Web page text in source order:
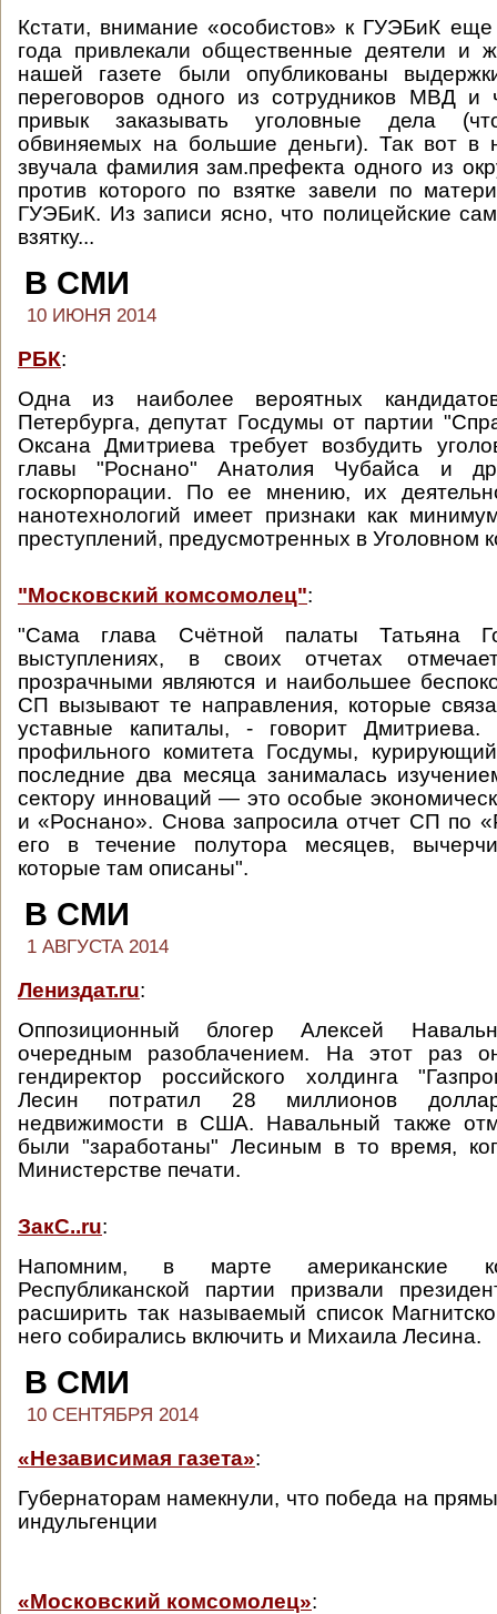
Кстати, внимание «особистов» к ГУЭБиК
года привлекали общественные деятели и
нашей газете были опубликованы
переговоров одного из сотрудников МВД и
привык заказывать уголовные дела
обвиняемых на большие деньги). Так вот в
звучала фамилия зам.префекта одного из
против которого по взятке завели по
ГУЭБиК. Из записи ясно, что полицейские
взятку...
В СМИ
10 ИЮНЯ 2014
РБК:
Одна из наиболее вероятных
Петербурга, депутат Госдумы от партии
Оксана Дмитриева требует возбудить
главы "Роснано" Анатолия Чубайса и
госкорпорации. По ее мнению, их
нанотехнологий имеет признаки как
преступлений, предусмотренных в Уголовном
"Московский комсомолец":
"Сама глава Счётной палаты Татьяна
выступлениях, в своих отчетах
прозрачными являются и наибольшее
СП вызывают те направления, которые
уставные капиталы, - говорит
профильного комитета Госдумы,
последние два месяца занималась
сектору инноваций — это особые
и «Роснано». Снова запросила отчет СП по
его в течение полутора месяцев,
которые там описаны".
В СМИ
1 АВГУСТА 2014
Лениздат.ru:
Оппозиционный блогер Алексей
очередным разоблачением. На этот раз
гендиректор российского холдинга
Лесин потратил 28 миллионов
недвижимости в США. Навальный также
были "заработаны" Лесиным в то время,
Министерстве печати.
ЗакС..ru:
Напомним, в марте американские
Республиканской партии призвали
расширить так называемый список
него собирались включить и Михаила Лесина.
В СМИ
10 СЕНТЯБРЯ 2014
«Независимая газета»:
Губернаторам намекнули, что победа на
индульгенции
«Московский комсомолец»: